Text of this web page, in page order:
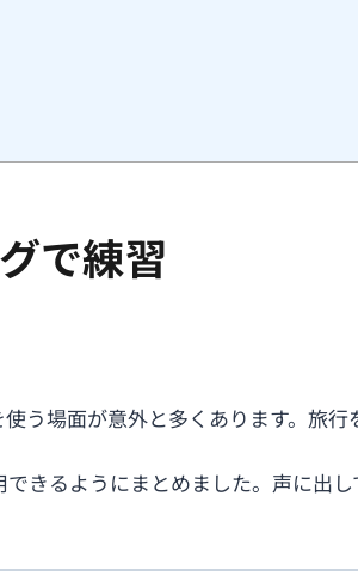
で練習
う場面が意外と多くあります。旅
きるようにまとめました。声に出